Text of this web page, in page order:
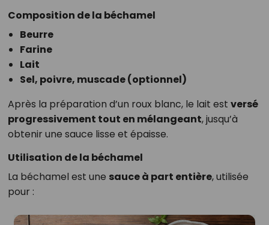
Composition de la béchamel
Beurre
Farine
Lait
Sel, poivre, muscade (optionnel)
Après la préparation d’un roux blanc, le lait est versé
progressivement tout en mélangeant, jusqu’à
obtenir une sauce lisse et épaisse.
Utilisation de la béchamel
La béchamel est une sauce à part entière, utilisée
pour :